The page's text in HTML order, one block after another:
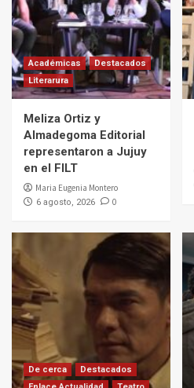
Académicas
Destacados
Literarura
Meliza Ortiz y
Almadegoma Editorial
representaron a Jujuy
en el FILT
Maria Eugenia Montero
6 agosto, 2026 0
De cerca
Destacados